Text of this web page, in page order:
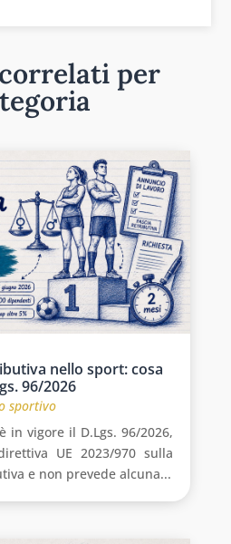
per
nello sport: cosa
96/2026
sportivo
in vigore il D.Lgs. 96/2026,
UE 2023/970 sulla
e non prevede alcuna...